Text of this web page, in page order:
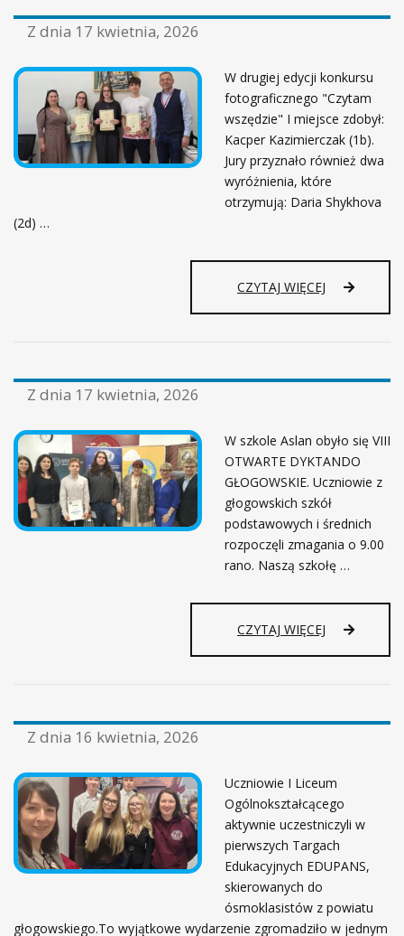
Z dnia 17 kwietnia, 2026
W drugiej edycji konkursu
fotograficznego "Czytam
wszędzie" I miejsce zdobył:
Kacper Kazimierczak (1b).
Jury przyznało również dwa
wyróżnienia, które
otrzymują: Daria Shykhova
(2d) …
CZYTAJ WIĘCEJ
Z dnia 17 kwietnia, 2026
W szkole Aslan obyło się VIII
OTWARTE DYKTANDO
GŁOGOWSKIE. Uczniowie z
głogowskich szkół
podstawowych i średnich
rozpoczęli zmagania o 9.00
rano. Naszą szkołę …
CZYTAJ WIĘCEJ
Z dnia 16 kwietnia, 2026
Uczniowie I Liceum
Ogólnokształcącego
aktywnie uczestniczyli w
pierwszych Targach
Edukacyjnych EDUPANS,
skierowanych do
ósmoklasistów z powiatu
głogowskiego.To wyjątkowe wydarzenie zgromadziło w jednym